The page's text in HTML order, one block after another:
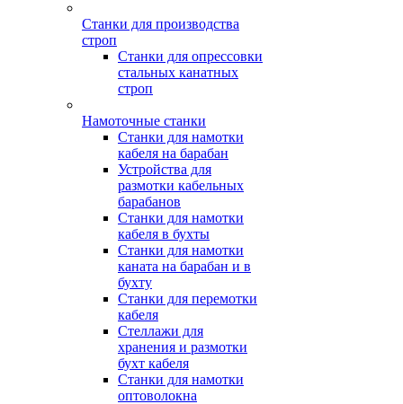
Станки для производства
строп
Станки для опрессовки
стальных канатных
строп
Намоточные станки
Станки для намотки
кабеля на барабан
Устройства для
размотки кабельных
барабанов
Станки для намотки
кабеля в бухты
Станки для намотки
каната на барабан и в
бухту
Станки для перемотки
кабеля
Стеллажи для
хранения и размотки
бухт кабеля
Станки для намотки
оптоволокна